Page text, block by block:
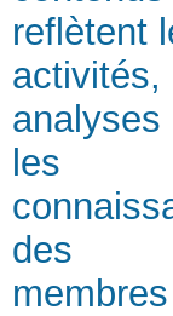
reflètent
activités,
analyses
les
des